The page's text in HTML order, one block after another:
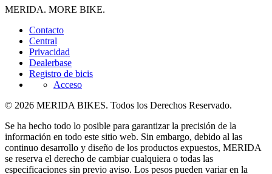
MERIDA. MORE BIKE.
Contacto
Central
Privacidad
Dealerbase
Registro de bicis
Acceso
© 2026 MERIDA BIKES. Todos los Derechos Reservado.
Se ha hecho todo lo posible para garantizar la precisión de la
información en todo este sitio web. Sin embargo, debido al las
continuo desarrollo y diseño de los productos expuestos, MERIDA
se reserva el derecho de cambiar cualquiera o todas las
especificaciones sin previo aviso. Los pesos pueden variar en la